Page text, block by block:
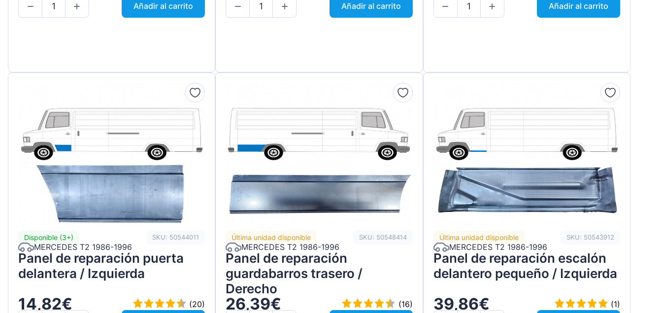
Añadir al carrito
Añadir al carrito
Añadir al carrito
Disponible (3+) SKU: 50544011
MERCEDES T2 1986-1996
Panel de reparación puerta
delantera / Izquierda
14,82€
(20)
Última unidad disponible SKU: 50548414
MERCEDES T2 1986-1996
Panel de reparación
guardabarros trasero /
Derecho
26,39€
(16)
Última unidad disponible SKU: 50543912
MERCEDES T2 1986-1996
Panel de reparación escalón
delantero pequeño / Izquierda
39,86€
(1)